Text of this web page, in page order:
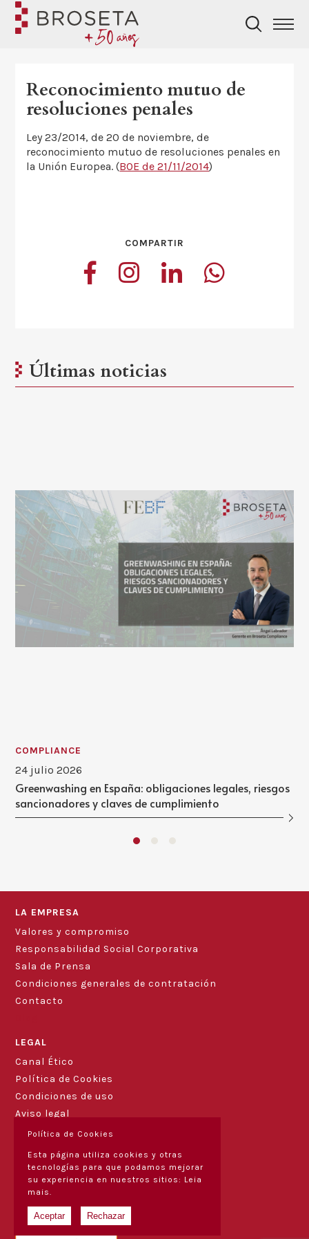
Reconocimiento mutuo de
resoluciones penales
Ley 23/2014, de 20 de noviembre, de
reconocimiento mutuo de resoluciones penales en
la Unión Europea. (BOE de 21/11/2014)
COMPARTIR
Últimas noticias
COMPLIANCE
24 julio 2026
Greenwashing en España: obligaciones legales, riesgos
sancionadores y claves de cumplimiento
LA EMPRESA
Valores y compromiso
Responsabilidad Social Corporativa
Sala de Prensa
Condiciones generales de contratación
Contacto
LEGAL
Canal Ético
Política de Cookies
Condiciones de uso
Aviso legal
Política de Cookies
Esta página utiliza cookies y otras
tecnologías para que podamos mejorar
su experiencia en nuestros sitios: Leia
mais.
Aceptar Rechazar